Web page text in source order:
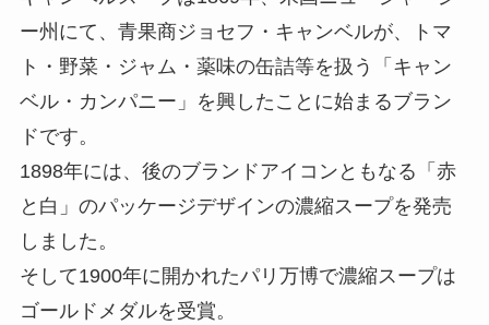
ー州にて、青果商ジョセフ・キャンベルが、トマ
ト・野菜・ジャム・薬味の缶詰等を扱う「キャン
ベル・カンパニー」を興したことに始まるブラン
ドです。
1898年には、後のブランドアイコンともなる「赤
と白」のパッケージデザインの濃縮スープを発売
しました。
そして1900年に開かれたパリ万博で濃縮スープは
ゴールドメダルを受賞。